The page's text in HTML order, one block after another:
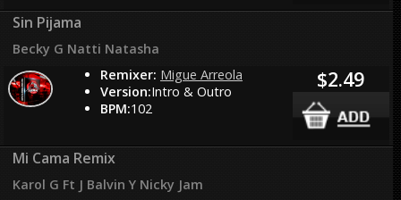
Sin Pijama
Becky G Natti Natasha
Remixer: Migue Arreola
Version:Intro & Outro
BPM:102
$2.49
Mi Cama Remix
Karol G Ft J Balvin Y Nicky Jam